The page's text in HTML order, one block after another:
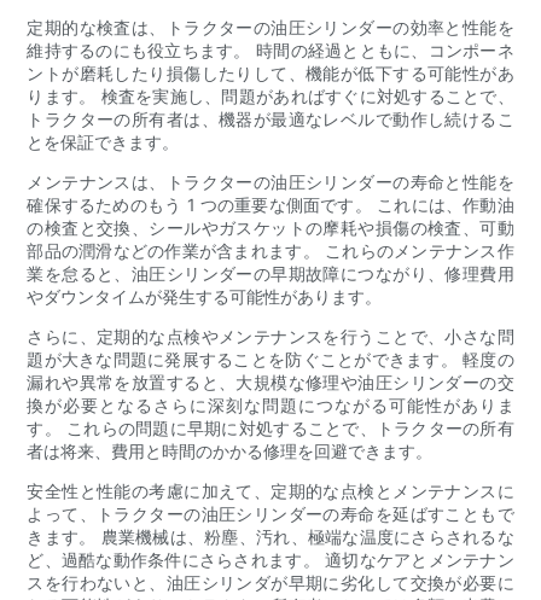
定期的な検査は、トラクターの油圧シリンダーの効率と性能を
維持するのにも役立ちます。 時間の経過とともに、コンポーネ
ントが磨耗したり損傷したりして、機能が低下する可能性があ
ります。 検査を実施し、問題があればすぐに対処することで、
トラクターの所有者は、機器が最適なレベルで動作し続けるこ
とを保証できます。
メンテナンスは、トラクターの油圧シリンダーの寿命と性能を
確保するためのもう 1 つの重要な側面です。 これには、作動油
の検査と交換、シールやガスケットの摩耗や損傷の検査、可動
部品の潤滑などの作業が含まれます。 これらのメンテナンス作
業を怠ると、油圧シリンダーの早期故障につながり、修理費用
やダウンタイムが発生する可能性があります。
さらに、定期的な点検やメンテナンスを行うことで、小さな問
題が大きな問題に発展することを防ぐことができます。 軽度の
漏れや異常を放置すると、大規模な修理や油圧シリンダーの交
換が必要となるさらに深刻な問題につながる可能性がありま
す。 これらの問題に早期に対処することで、トラクターの所有
者は将来、費用と時間のかかる修理を回避できます。
安全性と性能の考慮に加えて、定期的な点検とメンテナンスに
よって、トラクターの油圧シリンダーの寿命を延ばすこともで
きます。 農業機械は、粉塵、汚れ、極端な温度にさらされるな
ど、過酷な動作条件にさらされます。 適切なケアとメンテナン
スを行わないと、油圧シリンダが早期に劣化して交換が必要に